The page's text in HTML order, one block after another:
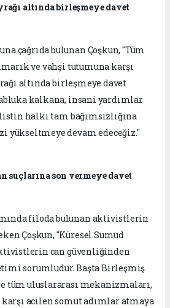
altında birleşmeye davet
çağrıda bulunan Çoşkun, "Tüm
ve vahşi tutumuna karşı
altında birleşmeye davet
abluka kalkana, insani yardımlar
halkı tam bağımsızlığına
yükseltmeye devam edeceğiz."
suçlarına son vermeye davet
filoda bulunan aktivistlerin
Çoşkun, "Küresel Sumud
can güvenliğinden
sorumludur. Başta Birleşmiş
tüm uluslararası mekanizmaları,
karşı acilen somut adımlar atmaya